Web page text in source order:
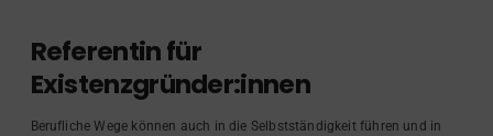
Referentin für
Existenzgründer:innen
Berufliche Wege können auch in die Selbstständigkeit führen und in